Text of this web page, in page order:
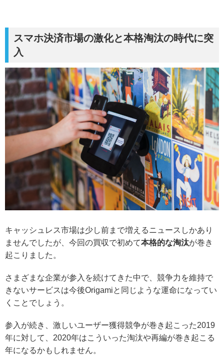
スマホ決済市場の激化と本格淘汰の時代に突
入
キャッシュレス市場は少し前まで増えるニュースしかあり
ませんでしたが、今回の買収で初めて本格的な淘汰が巻き
起こりました。
さまざまな企業が参入を続けてきた中で、競争力を維持で
きないサービスは今後Origamiと同じような運命になってい
くことでしょう。
参入が続き、激しいユーザー獲得競争が巻き起こった2019
年に対して、2020年はこういった淘汰や再編が巻き起こる
年になるかもしれません。